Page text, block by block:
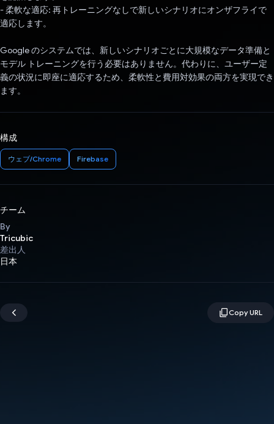
- 柔軟な適応: 再トレーニングなしで新しいシナリオにオンザフライで
適応します。
Google のシステムでは、新しいシナリオごとに大規模なデータ準備と
モデル トレーニングを行う必要はありません。代わりに、ユーザー定
義の状況に即座に適応するため、柔軟性と費用対効果の両方を実現でき
ます。
構成
ウェブ/Chrome Firebase
チーム
By
Tricubic
差出人
日本